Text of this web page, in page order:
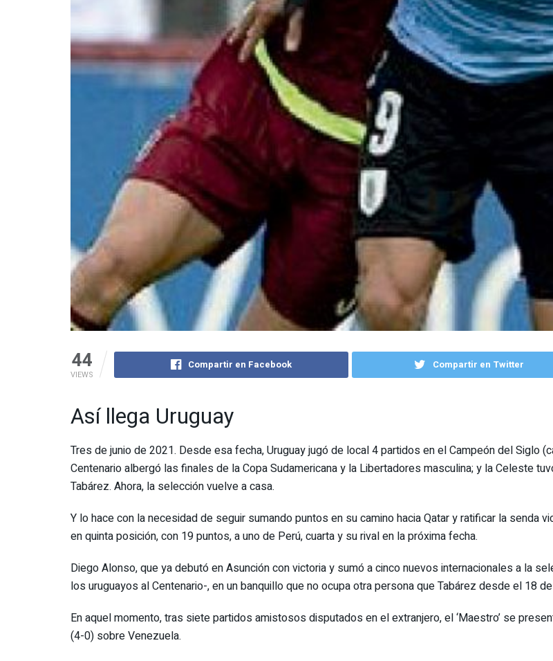
44
VIEWS
Compartir en Facebook Compartir en Twitter
Así llega Uruguay
Tres de junio de 2021. Desde esa fecha, Uruguay jugó de local 4 partidos en el Campeón del Siglo
Centenario albergó las finales de la Copa Sudamericana y la Libertadores masculina; y la Celeste
Tabárez. Ahora, la selección vuelve a casa.
Y lo hace con la necesidad de seguir sumando puntos en su camino hacia Qatar y ratificar la senda
en quinta posición, con 19 puntos, a uno de Perú, cuarta y su rival en la próxima fecha.
Diego Alonso, que ya debutó en Asunción con victoria y sumó a cinco nuevos internacionales a la
los uruguayos al Centenario-, en un banquillo que no ocupa otra persona que Tabárez desde el 18
En aquel momento, tras siete partidos amistosos disputados en el extranjero, el ‘Maestro’ se
(4-0) sobre Venezuela.